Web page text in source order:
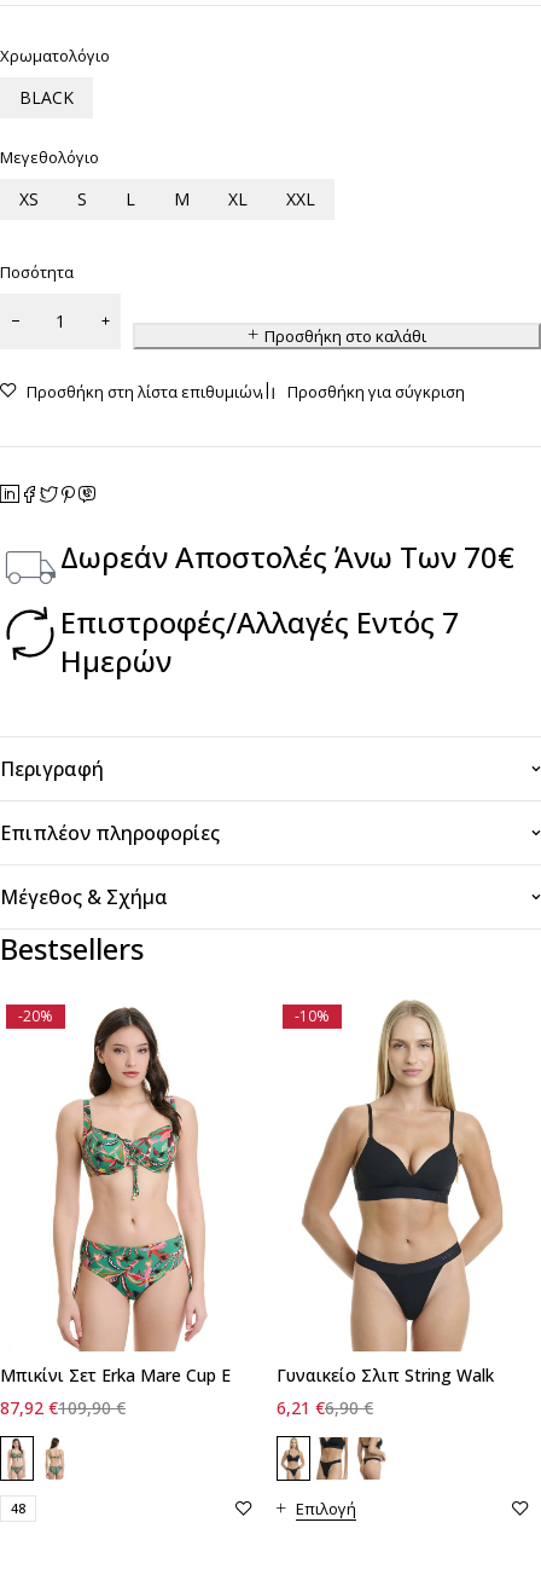
Χρωματολόγιο
BLACK
Μεγεθολόγιο
XS S L M XL XXL
Ποσότητα
Προσθήκη στο καλάθι
Προσθήκη στη λίστα επιθυμιών Προσθήκη για σύγκριση
Δωρεάν Αποστολές Άνω Των 70€
Επιστροφές/Αλλαγές Εντός 7
Ημερών
Περιγραφή
Επιπλέον πληροφορίες
Μέγεθος & Σχήμα
Bestsellers
-20%
Μπικίνι Σετ Erka Mare Cup E
109,90€
87,92 €
48
-10%
Γυναικείο Σλιπ String Walk
6,90€
6,21 €
Επιλογή